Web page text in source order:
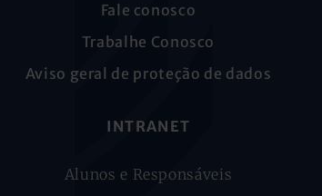
Fale conosco
Trabalhe Conosco
Aviso geral de proteção de dados
INTRANET
Alunos e Responsáveis